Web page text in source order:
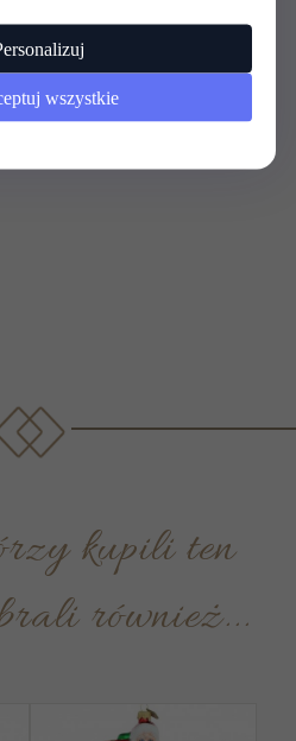
również...
wszystkie